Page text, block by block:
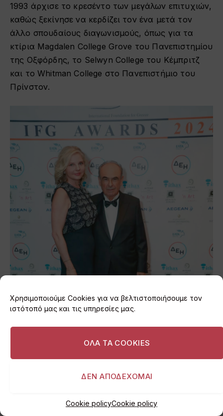
Χρησιμοποιούμε Cookies για να βελτιστοποιήσουμε τον
ιστότοπό μας και τις υπηρεσίες μας.
ΟΛΑ ΤΑ COOKIES
ΔΕΝ ΑΠΟΔΕΧΟΜΑΙ
Cookie policyCookie policy
1993 άρχισε το κρεσέντο των μεγάλων επιτυχιών,
καθώς ξεκίνησε να κερδίζει τον ένα μετά τον
άλλο σπουδαίους διαγωνισμούς, όπως για τα
κτίρια Magdalen College Grove του Πανεπιστημίου
της Οξφόρδης, το Selwyn College του Κέμπριτζ
και το Whitman College στο Πανεπιστήμιο του
Πρίνστον.